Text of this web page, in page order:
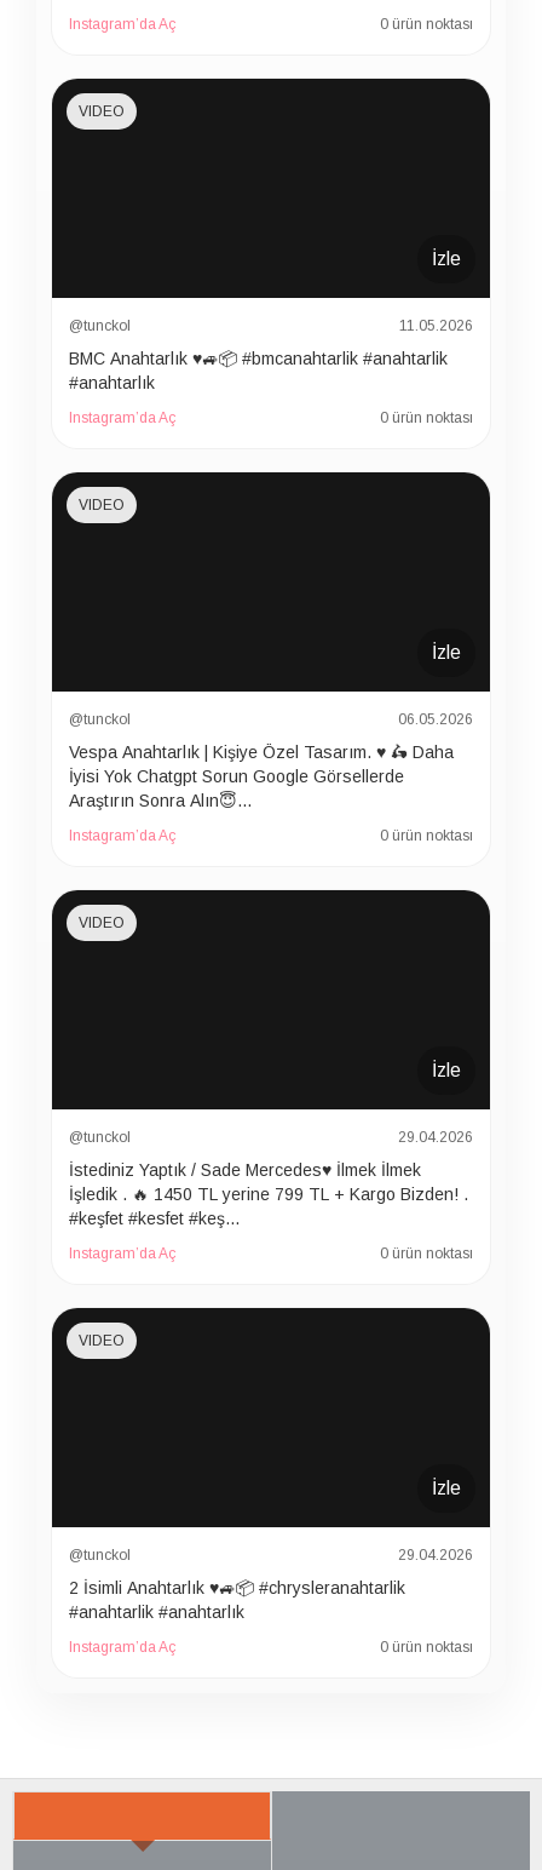
Instagram’da Aç 0 ürün noktası
İzle
VIDEO
@tunckol 11.05.2026
BMC Anahtarlık ♥️🚙📦 #bmcanahtarlik #anahtarlik
#anahtarlık
Instagram’da Aç 0 ürün noktası
İzle
VIDEO
@tunckol 06.05.2026
Vespa Anahtarlık | Kişiye Özel Tasarım. ♥️ 🛵 Daha
İyisi Yok Chatgpt Sorun Google Görsellerde
Araştırın Sonra Alın😇…
Instagram’da Aç 0 ürün noktası
İzle
VIDEO
@tunckol 29.04.2026
İstediniz Yaptık / Sade Mercedes♥️ İlmek İlmek
İşledik . 🔥 1450 TL yerine 799 TL + Kargo Bizden! .
#keşfet #kesfet #keş…
Instagram’da Aç 0 ürün noktası
İzle
VIDEO
@tunckol 29.04.2026
2 İsimli Anahtarlık ♥️🚙📦 #chrysleranahtarlik
#anahtarlik #anahtarlık
Instagram’da Aç 0 ürün noktası